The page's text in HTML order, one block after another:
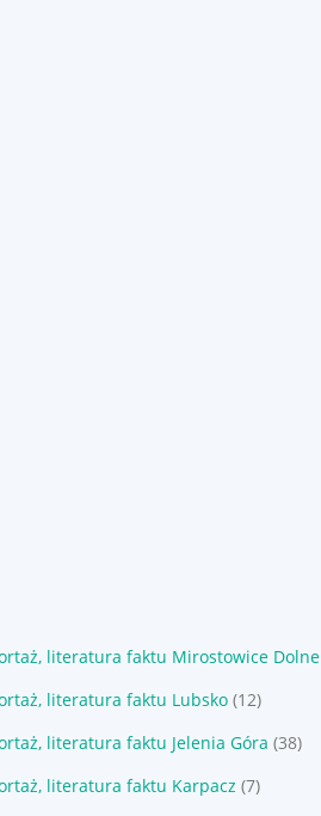
literatura faktu Mirostowice Dolne
literatura faktu Lubsko (12)
literatura faktu Jelenia Góra (38)
literatura faktu Karpacz (7)